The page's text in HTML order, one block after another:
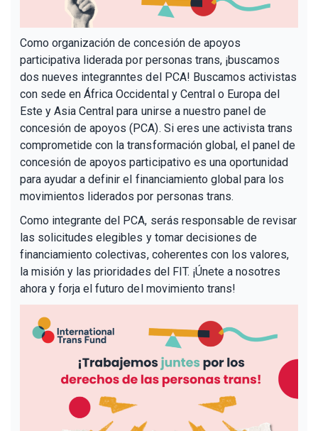
Como organización de concesión de apoyos
participativa liderada por personas trans, ¡buscamos
dos nueves integranntes del PCA! Buscamos activistas
con sede en África Occidental y Central o Europa del
Este y Asia Central para unirse a nuestro panel de
concesión de apoyos (PCA). Si eres une activista trans
comprometide con la transformación global, el panel de
concesión de apoyos participativo es una oportunidad
para ayudar a definir el financiamiento global para los
movimientos liderados por personas trans.
Como integrante del PCA, serás responsable de revisar
las solicitudes elegibles y tomar decisiones de
financiamiento colectivas, coherentes con los valores,
la misión y las prioridades del FIT. ¡Únete a nosotres
ahora y forja el futuro del movimiento trans!